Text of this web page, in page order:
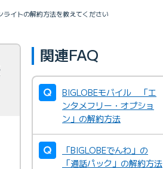
イトの解約方法を教えてください
関連FAQ
BIGLOBEモバイル 「エ
ンタメフリー・オプショ
ン」の解約方法
「BIGLOBEでんわ」の
「通話パック」の解約方法